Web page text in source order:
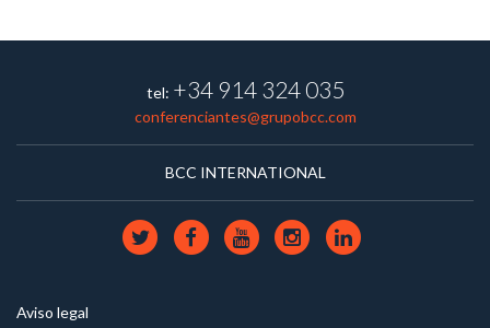
tel: +34 914 324 035
conferenciantes@grupobcc.com
BCC INTERNATIONAL
Aviso legal